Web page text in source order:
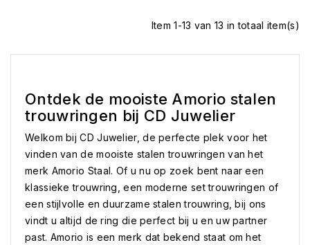
Item 1-13 van 13 in totaal item(s)
Ontdek de mooiste Amorio stalen
trouwringen bij CD Juwelier
Welkom bij CD Juwelier, de perfecte plek voor het
vinden van de mooiste stalen trouwringen van het
merk Amorio Staal. Of u nu op zoek bent naar een
klassieke trouwring, een moderne set trouwringen of
een stijlvolle en duurzame stalen trouwring, bij ons
vindt u altijd de ring die perfect bij u en uw partner
past. Amorio is een merk dat bekend staat om het